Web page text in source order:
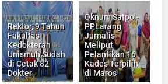
Rektor, 9 Tahun
Fakultas
Kedokteran
Unismuh Sudah
di Cetak 82
Dokter
Oknum Satpol-
PP,Larang
Jurnalis
Meliput
Pelantikan 16
Kades Terpilih
di Maros